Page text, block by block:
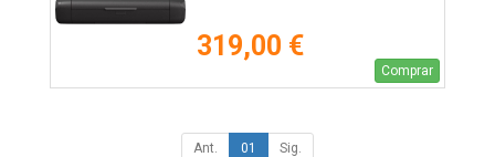
319,00 €
Comprar
Ant. 01 Sig.